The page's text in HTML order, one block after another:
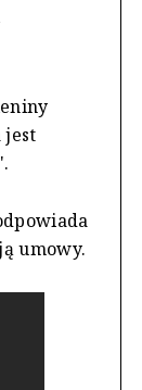
jest
umowy.